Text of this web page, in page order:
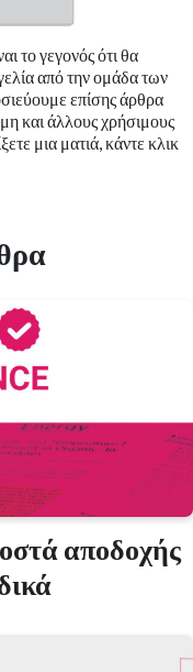
το γεγονός ότι θα
από την ομάδα των
επίσης άρθρα
και άλλους χρήσιμους
μια ματιά, κάντε κλικ
αποδοχής